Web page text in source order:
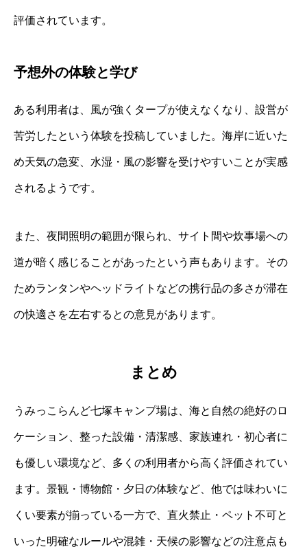
評価されています。
予想外の体験と学び
ある利用者は、風が強くタープが使えなくなり、設営が
苦労したという体験を投稿していました。海岸に近いた
め天気の急変、水湿・風の影響を受けやすいことが実感
されるようです。
また、夜間照明の範囲が限られ、サイト間や炊事場への
道が暗く感じることがあったという声もあります。その
ためランタンやヘッドライトなどの携行品の多さが滞在
の快適さを左右するとの意見があります。
まとめ
うみっこらんど七塚キャンプ場は、海と自然の絶好のロ
ケーション、整った設備・清潔感、家族連れ・初心者に
も優しい環境など、多くの利用者から高く評価されてい
ます。景観・博物館・夕日の体験など、他では味わいに
くい要素が揃っている一方で、直火禁止・ペット不可と
いった明確なルールや混雑・天候の影響などの注意点も